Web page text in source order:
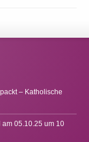
– Katholische
05.10.25 um 10